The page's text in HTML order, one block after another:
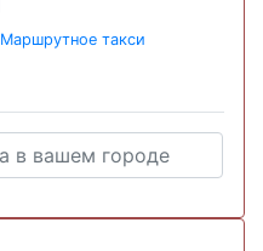
Маршрутное такси